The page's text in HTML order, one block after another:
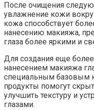
После очищения
увлажнение кожи
кожа способствует
нанесению макияжа,
глаза более яркими и
Для создания еще
нанесением макияжа
специальным базовым
продукты помогут
улучшить текстуру и
глазами.